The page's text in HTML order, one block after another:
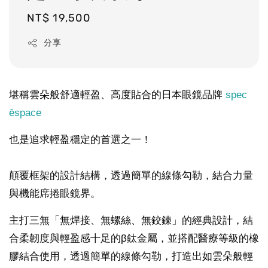
Regular
NT$ 19,500
分享
堪稱雲朵般舒適輕盈、高度貼合的日本眼鏡品牌 spec
ēspace
也是追求輕盈穩定的首選之一！
顛覆框架的設計結構，透過簡單的線條勾勒，結合力量
與機能席捲眼鏡界。
主打三無「無焊接、無螺絲、無鉸鍊」的經典設計，結
合柔韌度與輕盈感十足的β鈦金屬，並搭配醫療等級的橡
膠結合使用，透過簡單的線條勾勒，打造出如雲朵般輕